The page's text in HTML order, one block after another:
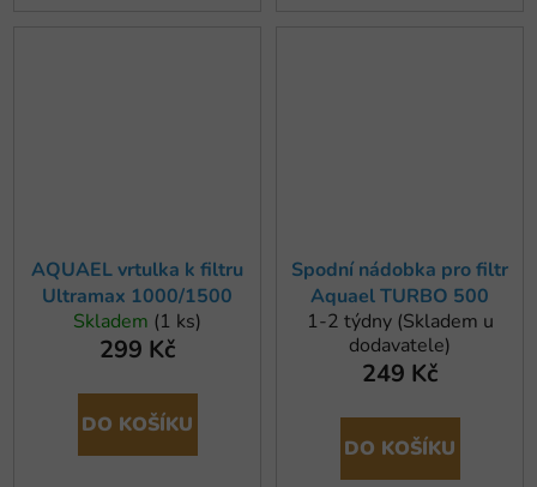
AQUAEL vrtulka k filtru
Ultramax 1000/1500
Skladem (1 ks)
299 Kč
DO KOŠÍKU
Spodní nádobka pro filtr
Aquael TURBO 500
1-2 týdny (Skladem u
dodavatele)
249 Kč
DO KOŠÍKU